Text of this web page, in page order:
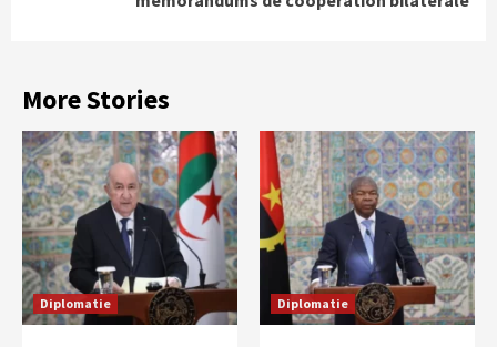
More Stories
Diplomatie Diplomatie